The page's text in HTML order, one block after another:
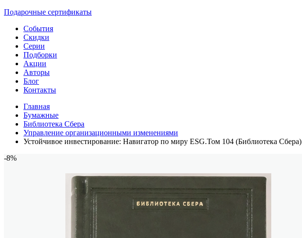
Подарочные сертификаты
События
Скидки
Серии
Подборки
Акции
Авторы
Блог
Контакты
Главная
Бумажные
Библиотека Сбера
Управление организационными изменениями
Устойчивое инвестирование: Навигатор по миру ESG.Том 104 (Библиотека Сбера)
-8%